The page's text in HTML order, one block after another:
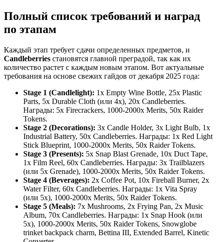
Полный список требований и наград
по этапам
Каждый этап требует сдачи определенных предметов, и
Candleberries становятся главной преградой, так как их
количество растет с каждым новым этапом. Вот актуальные
требования на основе свежих гайдов от декабря 2025 года:
Stage 1 (Candlelight): 1x Empty Wine Bottle, 25x Plastic
Parts, 5x Durable Cloth (или 4x), 20x Candleberries.
Награды: 5x Firecrackers, 1000-2000x Merits, 50x Raider
Tokens.
Stage 2 (Decorations): 3x Candle Holder, 3x Light Bulb, 1x
Industrial Battery, 50x Candleberries. Награды: 1x Red Light
Stick Blueprint, 1000-2000x Merits, 50x Raider Tokens.
Stage 3 (Presents): 5x Snap Blast Grenade, 10x Duct Tape,
1x Film Reel, 60x Candleberries. Награды: 3x Trailblazers
(или 5x Grenade), 1000-2000x Merits, 50x Raider Tokens.
Stage 4 (Beverages): 2x Coffee Pot, 10x Fireball Burner, 2x
Water Filter, 60x Candleberries. Награды: 1x Vita Spray
(или 5x), 1000-2000x Merits, 50x Raider Tokens.
Stage 5 (Meals): 7x Mushrooms, 2x Frying Pan, 2x Music
Album, 70x Candleberries. Награды: 1x Snap Hook (или
5x), 1000-2000x Merits, 50x Raider Tokens, Snowglobe
trinket backpack charm, Bettina III, Extended Barrel, Kinetic